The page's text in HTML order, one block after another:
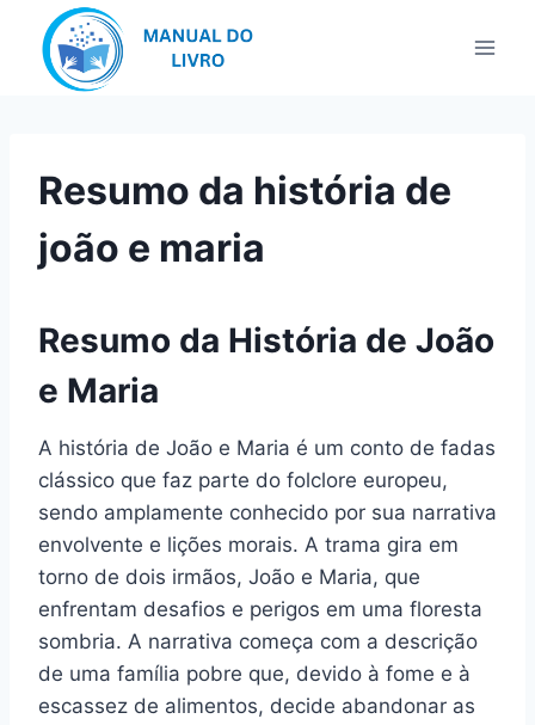
Resumo da história de
joão e maria
Resumo da História de João
e Maria
A história de João e Maria é um conto de fadas
clássico que faz parte do folclore europeu,
sendo amplamente conhecido por sua narrativa
envolvente e lições morais. A trama gira em
torno de dois irmãos, João e Maria, que
enfrentam desafios e perigos em uma floresta
sombria. A narrativa começa com a descrição
de uma família pobre que, devido à fome e à
escassez de alimentos, decide abandonar as